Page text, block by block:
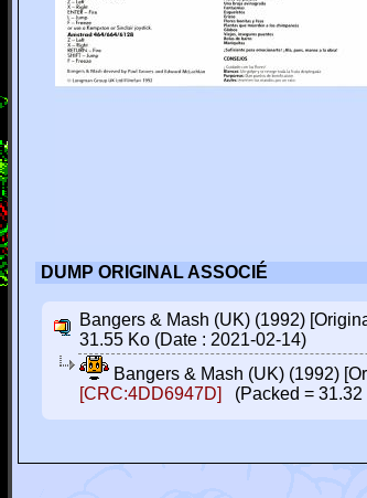
DUMP ORIGINAL ASSOCIÉ
Bangers & Mash (UK) (1992)
31.55 Ko (Date : 2021-02-14)
Bangers & Mash (UK) (1992)
[CRC:4DD6947D]
(Packed = 31.32